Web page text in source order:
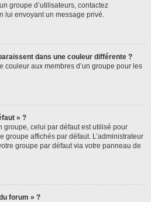
groupe d’utilisateurs, contactez
lui envoyant un message privé.
dans une couleur différente ?
couleur aux membres d’un groupe pour les
» ?
groupe, celui par défaut est utilisé pour
groupe affichés par défaut. L’administrateur
groupe par défaut via votre panneau de
forum » ?